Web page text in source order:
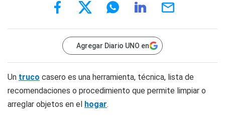
Agregar Diario UNO en
Un truco casero es una herramienta, técnica, lista de
recomendaciones o procedimiento que permite limpiar o
arreglar objetos en el hogar.